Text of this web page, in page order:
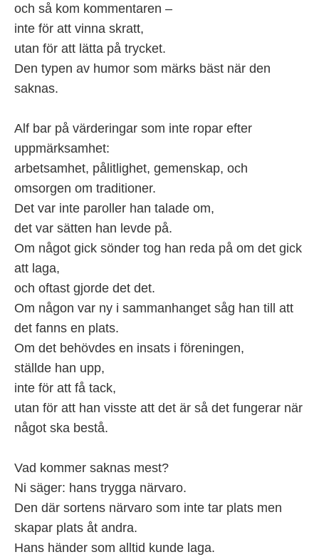
och så kom kommentaren –
inte för att vinna skratt,
utan för att lätta på trycket.
Den typen av humor som märks bäst när den
saknas.
Alf bar på värderingar som inte ropar efter
uppmärksamhet:
arbetsamhet, pålitlighet, gemenskap, och
omsorgen om traditioner.
Det var inte paroller han talade om,
det var sätten han levde på.
Om något gick sönder tog han reda på om det gick
att laga,
och oftast gjorde det det.
Om någon var ny i sammanhanget såg han till att
det fanns en plats.
Om det behövdes en insats i föreningen,
ställde han upp,
inte för att få tack,
utan för att han visste att det är så det fungerar när
något ska bestå.
Vad kommer saknas mest?
Ni säger: hans trygga närvaro.
Den där sortens närvaro som inte tar plats men
skapar plats åt andra.
Hans händer som alltid kunde laga.